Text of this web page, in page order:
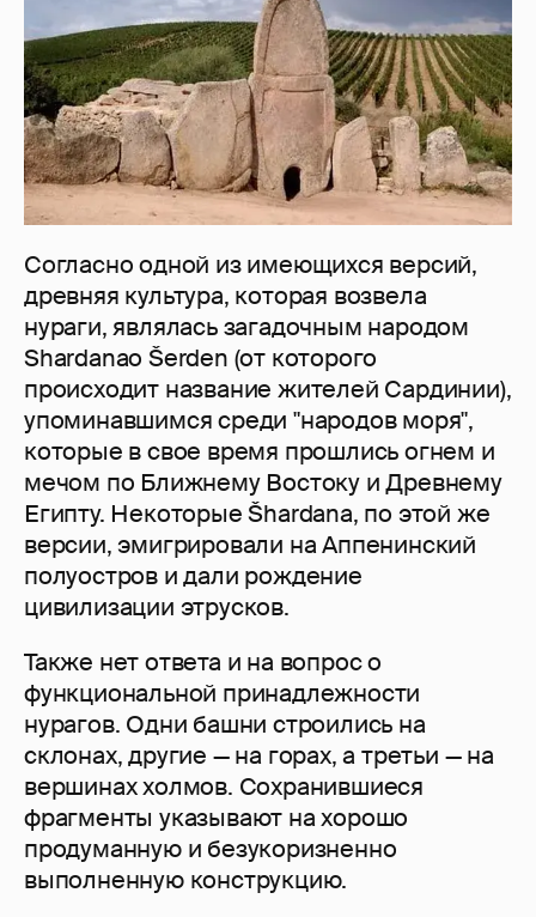
Согласно одной из имеющихся версий,
древняя культура, которая возвела
нураги, являлась загадочным народом
Shardanao Šerden (от которого
происходит название жителей Сардинии),
упоминавшимся среди "народов моря",
которые в свое время прошлись огнем и
мечом по Ближнему Востоку и Древнему
Египту. Некоторые Šhardana, по этой же
версии, эмигрировали на Аппенинский
полуостров и дали рождение
цивилизации этрусков.
Также нет ответа и на вопрос о
функциональной принадлежности
нурагов. Одни башни строились на
склонах, другие — на горах, а третьи — на
вершинах холмов. Сохранившиеся
фрагменты указывают на хорошо
продуманную и безукоризненно
выполненную конструкцию.